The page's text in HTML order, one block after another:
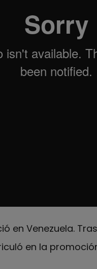
en Venezuela.
en la